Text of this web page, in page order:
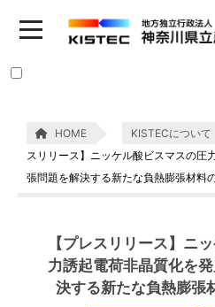
HOME KISTECについて
スリリース】ニッケル酸ビスマスの
張問題を解決する新たな負熱膨張材料
【プレスリリース】ニ
力誘起電荷非晶質化を
決する新たな負熱膨